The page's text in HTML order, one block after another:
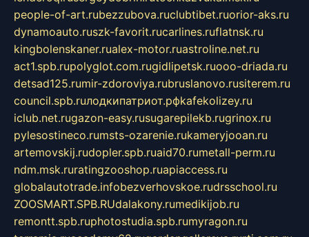
people-of-art.rubezzubova.ruclubtibet.ruorior-aks.ru
dynamoauto.ruszk-favorit.rucarlines.ruflatnsk.ru
kingbolenskaner.rualex-motor.ruastroline.net.ru
act1.spb.rupolyglot.com.rugidlipetsk.ruooo-driada.ru
detsad125.rumir-zdoroviya.rubruslanovo.rusiterem.ru
council.spb.ruлодкипатриот.рфkafekolizey.ru
iclub.net.rugazon-easy.rusugarepilekb.rugrinox.ru
pylesostineco.rumsts-ozarenie.rukameryjooan.ru
artemovskij.rudopler.spb.ruaid70.rumetall-perm.ru
ndm.msk.ruratingzooshop.ruapiaccess.ru
globalautotrade.infobezverhovskoe.rudrsschool.ru
ZOOSMART.SPB.RUdalakony.rumedikijob.ru
remontt.spb.ruphotostudia.spb.rumyragon.ru